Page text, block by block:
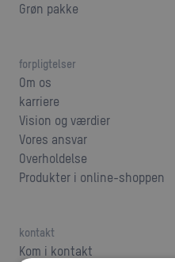
Grøn pakke
forpligtelser
Om os
karriere
Vision og værdier
Vores ansvar
Overholdelse
Produkter i online-shoppen
kontakt
Kom i kontakt